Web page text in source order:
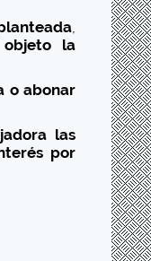
la
o abonar
las
por